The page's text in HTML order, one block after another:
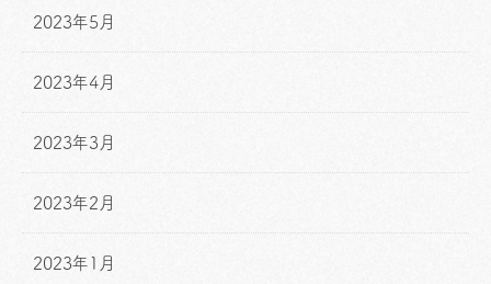
2023年5月
2023年4月
2023年3月
2023年2月
2023年1月